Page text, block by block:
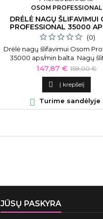
OSOM PROFESSIONAL
DRĖLĖ NAGŲ ŠLIFAVIMUI
PROFESSIONAL 35000
BALTA
(0)
Drėlė nagų šlifavimui Osom
35000 aps/min balta Nagų
aparatas-drėlė Osom
Drill Machine OSOMSN353,
aps./min., balta
Kaina
147,87 € Bazinė
kaina
159,00 €
 Į krepšelį
 Turime sandėlyje
JŪSŲ PASKYRA